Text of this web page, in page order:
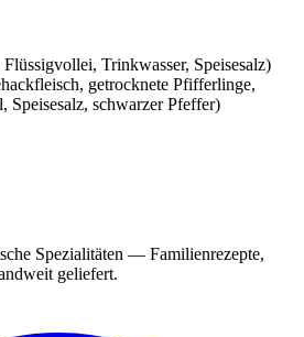
Trinkwasser, Speisesalz)
getrocknete Pfifferlinge,
Speisesalz, schwarzer Pfeffer)
Spezialitäten — Familienrezepte,
geliefert.